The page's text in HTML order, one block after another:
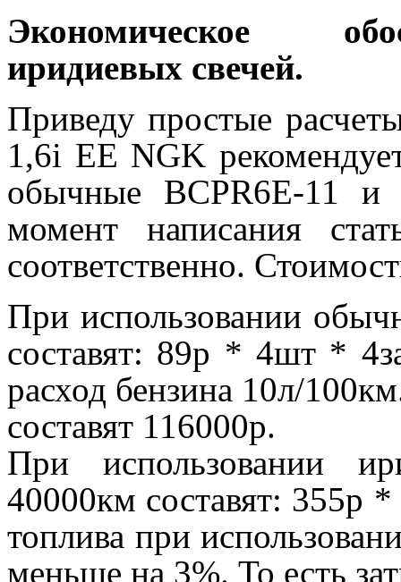
Экономическое
иридиевых свечей.
Приведу простые
1,6i EE NGK
обычные BCPR6E-11 и
момент написания
соответственно.
При использовании
составят: 89р * 4шт *
расход бензина 10л/
составят 116000р.
При использовании
40000км составят: 355р
топлива при
меньше на 3%. То есть